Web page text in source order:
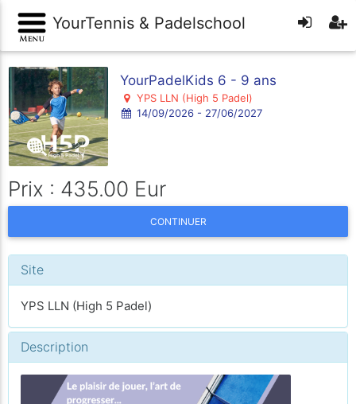
YourTennis & Padelschool
YourPadelKids 6 - 9 ans
YPS LLN (High 5 Padel)
14/09/2026 - 27/06/2027
Prix : 435.00 Eur
CONTINUER
Site
YPS LLN (High 5 Padel)
Description